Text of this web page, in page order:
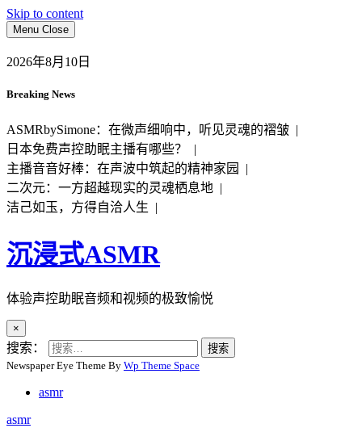
Skip to content
Menu Close
2026年8月10日
Breaking News
ASMRbySimone：在微声细响中，听见灵魂的褶皱 |
日本免费声控助眠主播有哪些？ |
主播音音好棒：在声波中筑起的精神家园 |
二次元：一方超越现实的灵魂栖息地 |
洁己如玉，方得自洽人生 |
沉浸式ASMR
体验声控助眠音频和视频的极致愉悦
×
搜索：
Newspaper Eye Theme By Wp Theme Space
asmr
asmr